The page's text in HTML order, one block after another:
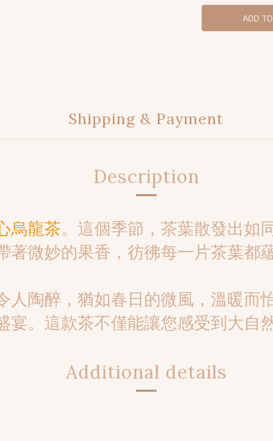
ADD
Shipping & Payment
Description
烏龍茶。這個季節，茶葉散發出如
微妙的果香，彷彿每一片茶葉都
陶醉，猶如春日的微風，溫暖而
。這款茶不僅能讓您感受到大自
Additional details